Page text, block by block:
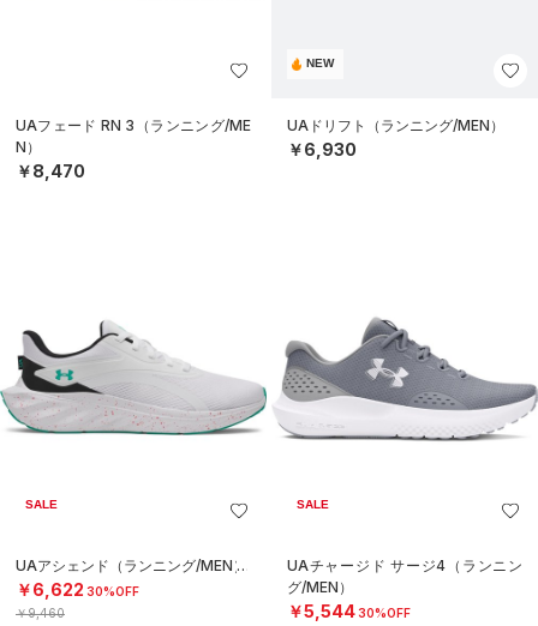
UAフェード RN 3（ランニング/ME
N）
￥8,470
NEW
UAドリフト（ランニング/MEN）
￥6,930
SALE
UAアシェンド（ランニング/MEN）
￥6,622 30%OFF
￥9,460
SALE
UAチャージド サージ4（ランニン
グ/MEN）
￥5,54430%OFF